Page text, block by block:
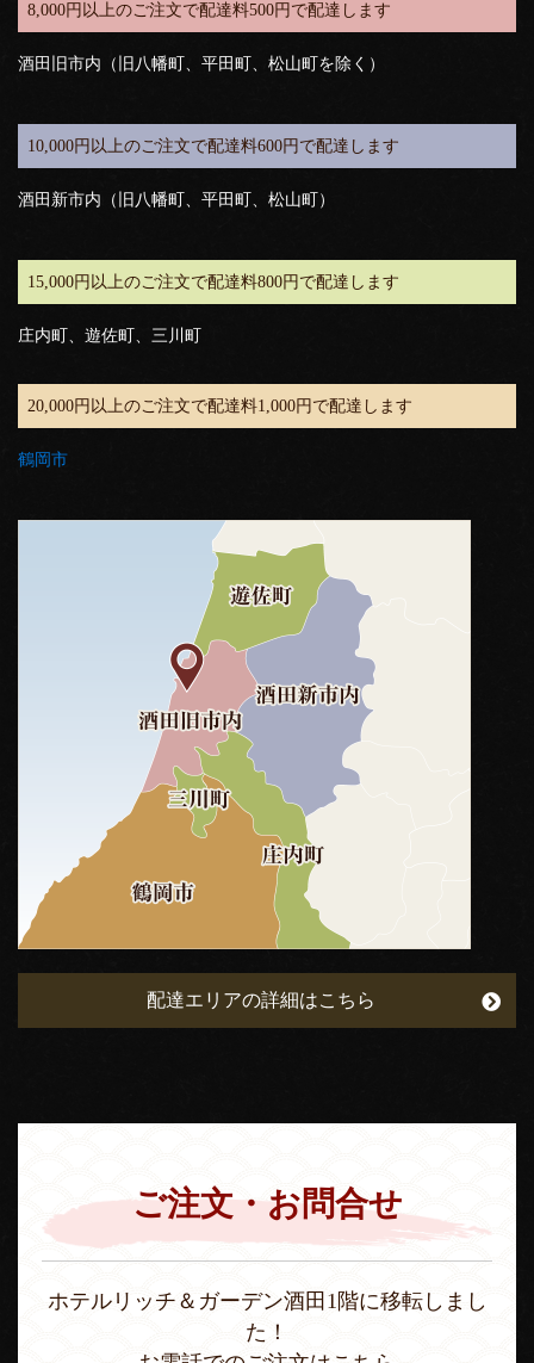
8,000円以上のご注文で配達料500円で配達します
酒田旧市内（旧八幡町、平田町、松山町を除く）
10,000円以上のご注文で配達料600円で配達します
酒田新市内（旧八幡町、平田町、松山町）
15,000円以上のご注文で配達料800円で配達します
庄内町、遊佐町、三川町
20,000円以上のご注文で配達料1,000円で配達します
鶴岡市
配達エリアの詳細はこちら
ご注文・お問合せ
ホテルリッチ＆ガーデン酒田1階に移転しまし
た！